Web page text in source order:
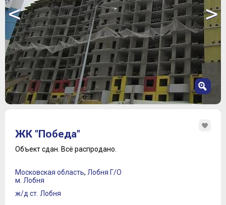
< >
3
4
6
7
8
ЖК "Победа"
Объект сдан. Всё распродано.
Московская область, Лобня Г/О
м. Лобня
ж/д ст. Лобня